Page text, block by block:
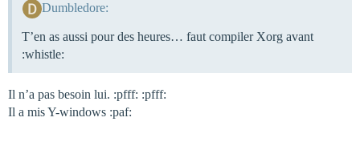
Dumbledore:
T’en as aussi pour des heures… faut compiler Xorg avant
:whistle:
Il n’a pas besoin lui. :pfff: :pfff:
Il a mis Y-windows :paf: